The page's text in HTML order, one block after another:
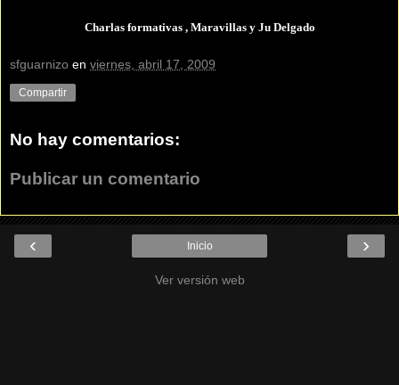
Charlas formativas , Maravillas y Ju Delgado
sfguarnizo en viernes, abril 17, 2009
Compartir
No hay comentarios:
Publicar un comentario
‹ ›
Inicio
Ver versión web